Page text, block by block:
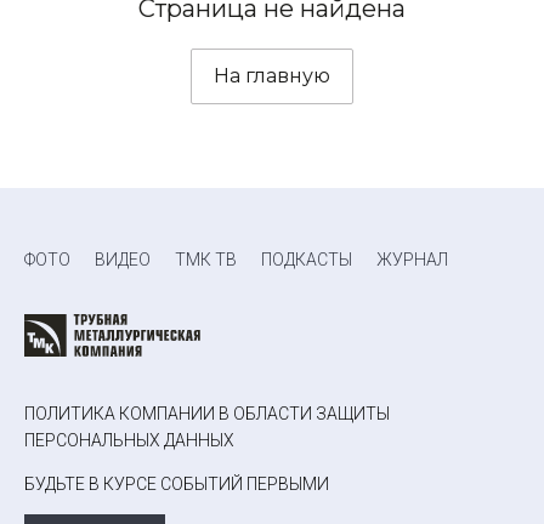
Страница не найдена
На главную
ФОТО ВИДЕО ТМК ТВ ПОДКАСТЫ ЖУРНАЛ
ПОЛИТИКА КОМПАНИИ В ОБЛАСТИ ЗАЩИТЫ
ПЕРСОНАЛЬНЫХ ДАННЫХ
БУДЬТЕ В КУРСЕ СОБЫТИЙ ПЕРВЫМИ